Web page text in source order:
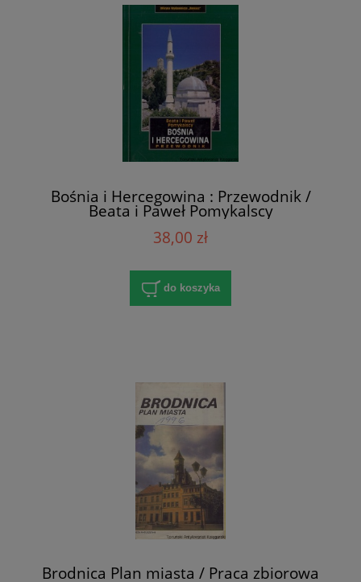
Bośnia i Hercegowina : Przewodnik /
Beata i Paweł Pomykalscy
38,00 zł
do koszyka
Brodnica Plan miasta / Praca zbiorowa